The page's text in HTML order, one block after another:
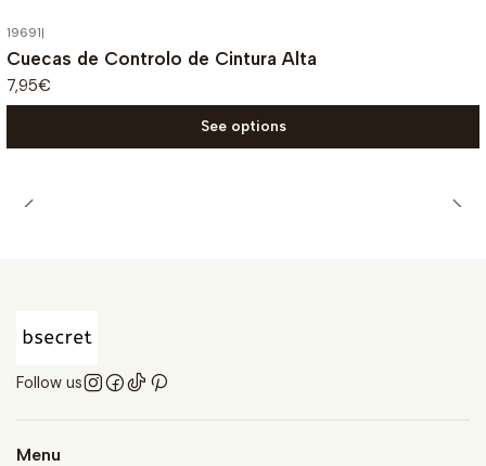
19691|
Cuecas de Controlo de Cintura Alta
7,95€
See options
Follow us
Menu